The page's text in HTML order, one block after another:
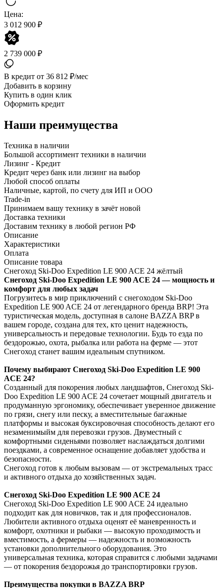
Цена:
3 012 900 ₽
2 739 000 ₽
В кредит от 36 812 ₽/мес
Добавить в корзину
Купить в один клик
Оформить кредит
Наши преимущества
Техника в наличии
Большой ассортимент техники в наличии
Лизинг - Кредит
Кредит через банк или лизинг на выбор
Любой способ оплаты
Наличные, картой, по счету для ИП и ООО
Trade-in
Принимаем вашу технику в зачёт новой
Доставка техники
Доставим технику в любой регион РФ
Описание
Характеристики
Оплата
Описание товара
Снегоход Ski-Doo Expedition LE 900 ACE 24 жёлтый
Снегоход Ski-Doo Expedition LE 900 ACE 24 — мощность и
комфорт для любых задач
Погрузитесь в мир приключений с снегоходом Ski-Doo
Expedition LE 900 ACE 24 от легендарного бренда BRP! Эта
туристическая модель, доступная в салоне BAZZA BRP в
вашем городе, создана для тех, кто ценит надежность,
универсальность и передовые технологии. Будь то езда по
бездорожью, охота, рыбалка или работа на ферме — этот
Снегоход станет вашим идеальным спутником.
Почему выбирают Снегоход Ski-Doo Expedition LE 900
ACE 24?
Созданный для покорения любых ландшафтов, Снегоход Ski-
Doo Expedition LE 900 ACE 24 сочетает мощный двигатель и
продуманную эргономику, обеспечивает уверенное движение
по грязи, снегу или песку, а вместительные багажные
платформы и высокая буксировочная способность делают его
незаменимыйм для перевозки грузов. Двуместный с
комфортными сиденьями позволяет наслаждаться долгими
поездками, а современное оснащение добавляет удобства и
безопасности.
Снегоход готов к любым вызовам — от экстремальных трасс
и активного отдыха до хозяйственных задач.
Снегоход Ski-Doo Expedition LE 900 ACE 24
Снегоход Ski-Doo Expedition LE 900 ACE 24 идеально
подходит как для новичков, так и для профессионалов.
Любители активного отдыха оценят её маневренность и
комфорт, охотники и рыбаки — высокую проходимость и
вместимость, а фермеры — надежность и возможность
установки дополнительного оборудования. Это
универсальная техника, которая справится с любыми задачами
— от покорения бездорожья до транспортировки грузов.
Преимущества покупки в BAZZA BRP